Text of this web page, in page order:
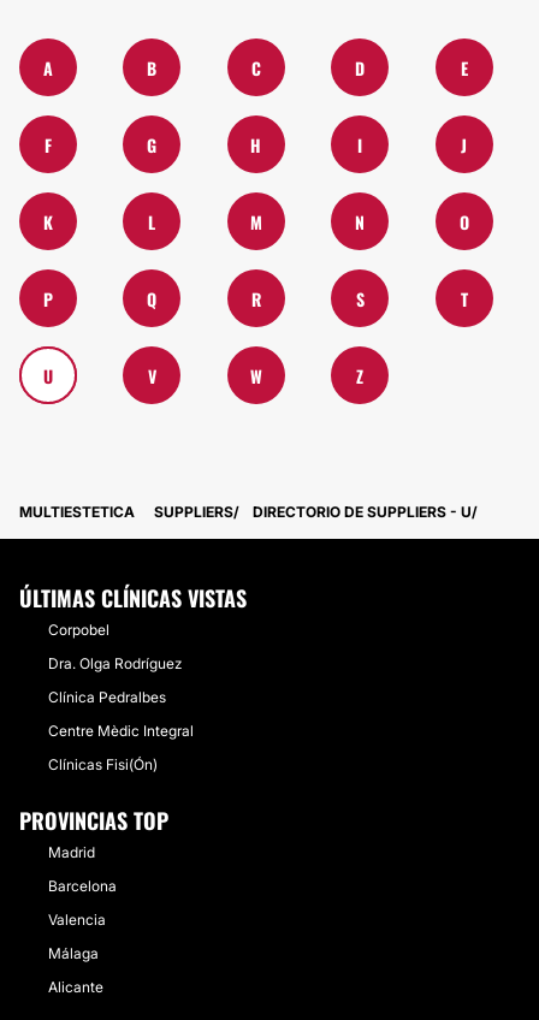
A B C D E
F G H I J
K L M N O
P Q R S T
U V W Z
MULTIESTETICA SUPPLIERS DIRECTORIO DE SUPPLIERS - U
ÚLTIMAS CLÍNICAS VISTAS
Corpobel
Dra. Olga Rodríguez
Clínica Pedralbes
Centre Mèdic Integral
Clínicas Fisi(Ón)
PROVINCIAS TOP
Madrid
Barcelona
Valencia
Málaga
Alicante